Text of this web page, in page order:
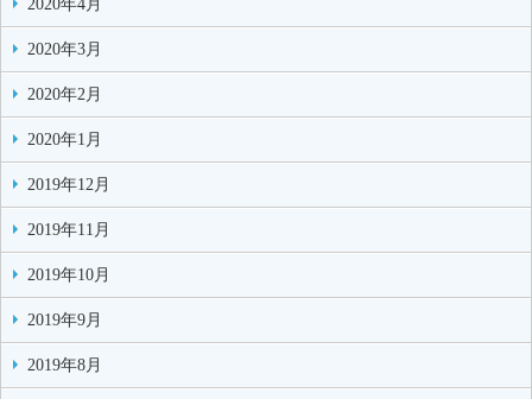
2020年4月
2020年3月
2020年2月
2020年1月
2019年12月
2019年11月
2019年10月
2019年9月
2019年8月